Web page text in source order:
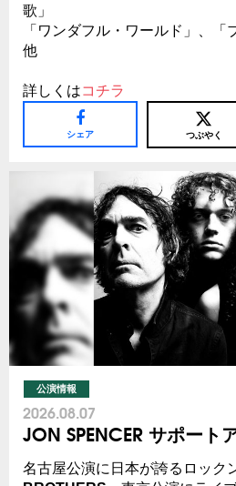
歌」
「ワンダフル・ワールド」、「
他
詳しくはコチラ
シェア つぶやく
公演情報
2026.08.07
JON SPENCER サポート
名古屋公演に日本が誇るロック